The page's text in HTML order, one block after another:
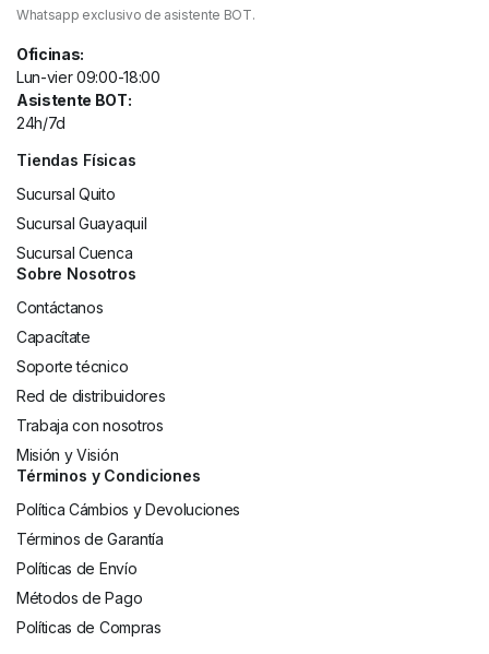
Whatsapp exclusivo de asistente BOT.
Oficinas:
Lun-vier 09:00-18:00
Asistente BOT:
24h/7d
Tiendas Físicas
Sucursal Quito
Sucursal Guayaquil
Sucursal Cuenca
Sobre Nosotros
Contáctanos
Capacítate
Soporte técnico
Red de distribuidores
Trabaja con nosotros
Misión y Visión
Términos y Condiciones
Política Cámbios y Devoluciones
Términos de Garantía
Políticas de Envío
Métodos de Pago
Políticas de Compras